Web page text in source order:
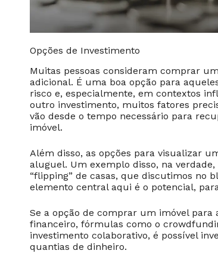
Opções de Investimento
Muitas pessoas consideram comprar
adicional. É uma boa opção para
risco e, especialmente, em contextos
outro investimento, muitos fatores
vão desde o tempo necessário para
imóvel.
Além disso, as opções para visualizar
aluguel. Um exemplo disso, na
“flipping” de casas, que discutimos no
elemento central aqui é o potencial,
Se a opção de comprar um imóvel
financeiro, fórmulas como o
investimento colaborativo, é possível
quantias de dinheiro.